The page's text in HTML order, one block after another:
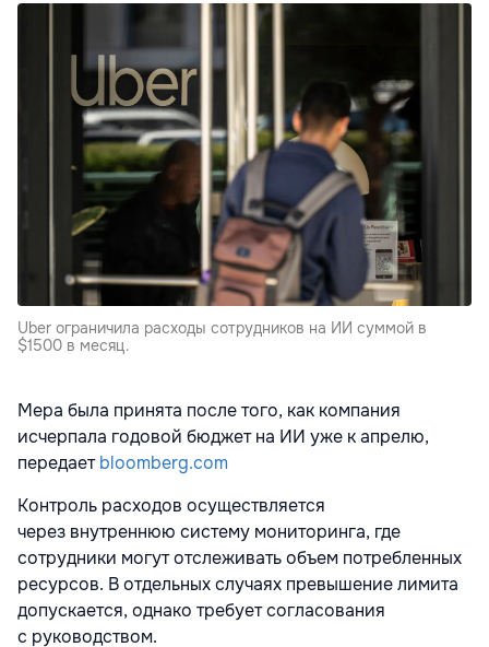
Uber ограничила расходы сотрудников на ИИ суммой в
$1500 в месяц.
Мера была принята после того, как компания
исчерпала годовой бюджет на ИИ уже к апрелю,
передаетbloomberg.com
Контроль расходов осуществляется
через внутреннюю систему мониторинга, где
сотрудники могут отслеживать объем потребленных
ресурсов. В отдельных случаях превышение лимита
допускается, однако требует согласования
с руководством.